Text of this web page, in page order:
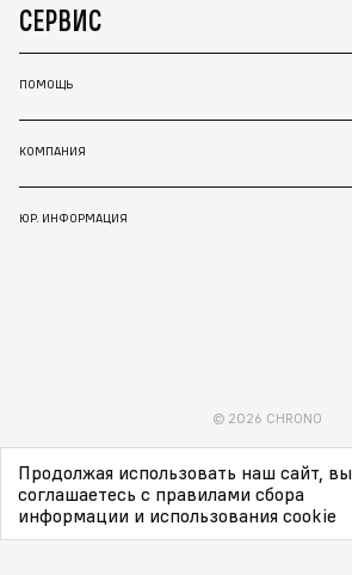
СЕРВИС
ПОМОЩЬ
КОМПАНИЯ
ЮР. ИНФОРМАЦИЯ
© 2026 CHRONO
Продолжая использовать наш сайт, вы
соглашаетесь с правилами сбора
информации и использования cookie